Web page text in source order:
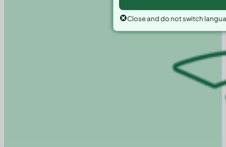
Close and do not switch